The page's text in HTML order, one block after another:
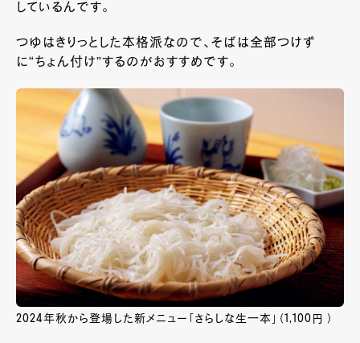
しているんです。
つゆはきりっとした本格派なので、そばは全部つけず
に“ちょん付け”するのがおすすめです。
2024年秋から登場した新メニュー「さらしな生一本」（1,100円 ）